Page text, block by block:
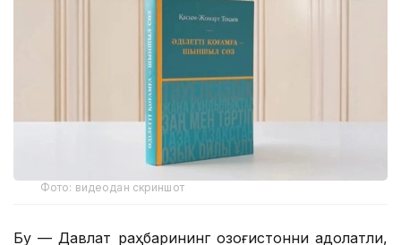
Фото: видеодан скриншот
Бу — Давлат раҳбарининг Қозоғистонни адолатли,